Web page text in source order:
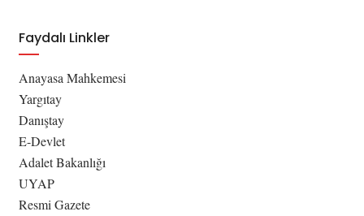
Faydalı Linkler
Anayasa Mahkemesi
Yargıtay
Danıştay
E-Devlet
Adalet Bakanlığı
UYAP
Resmi Gazete